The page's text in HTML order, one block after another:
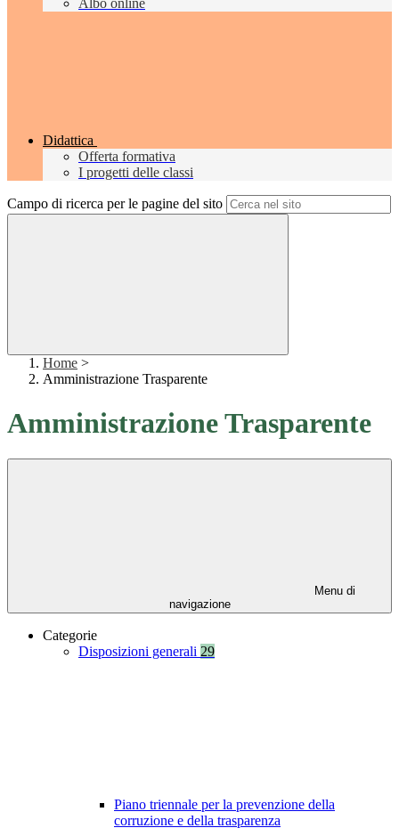
Albo online
Didattica
Offerta formativa
I progetti delle classi
Campo di ricerca per le pagine del sito
Home >
Amministrazione Trasparente
Amministrazione Trasparente
Menu di
navigazione
Categorie
Disposizioni generali 29
Piano triennale per la prevenzione della
corruzione e della trasparenza